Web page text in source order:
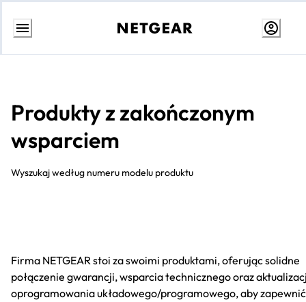
Przejdź
Produkty z zakończonym
wsparciem
Wyszukaj według numeru modelu produktu
Firma NETGEAR stoi za swoimi produktami, oferując solidne
połączenie gwarancji, wsparcia technicznego oraz
oprogramowania układowego/programowego, aby zapewnić